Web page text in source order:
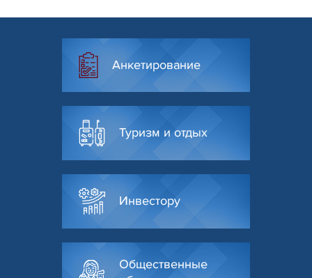
Анкетирование
Туризм и отдых
Инвестору
Общественные